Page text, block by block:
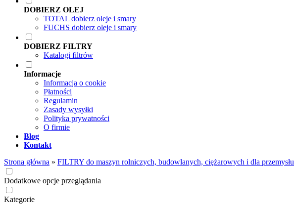
DOBIERZ OLEJ
TOTAL dobierz oleje i smary
FUCHS dobierz oleje i smary
DOBIERZ FILTRY
Katalogi filtrów
Informacje
Informacja o cookie
Płatności
Regulamin
Zasady wysyłki
Polityka prywatności
O firmie
Blog
Kontakt
Strona główna » FILTRY do maszyn rolniczych, budowlanych, ciężarowych i dla przemysłu
Dodatkowe opcje przeglądania
Kategorie